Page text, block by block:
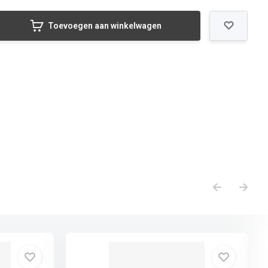
Toevoegen aan winkelwagen